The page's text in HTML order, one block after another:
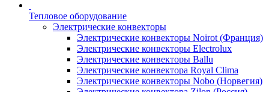
Тепловое оборудование
Электрические конвекторы
Электрические конвекторы Noirot (Франция)
Электрические конвекторы Electrolux
Электрические конвекторы Ballu
Электрические конвектора Royal Clima
Электрические конвекторы Nobo (Норвегия)